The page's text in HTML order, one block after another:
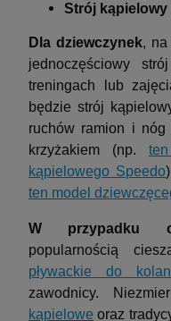
Strój kąpielowy
Dla dziewczynek,
jednoczęściowy
treningach lub
będzie strój
ruchów ramion i
krzyżakiem (np.
kąpielowego Speedo
ten model
W przypadku
popularnością
pływackie do kolan
zawodnicy.
kąpielowe oraz